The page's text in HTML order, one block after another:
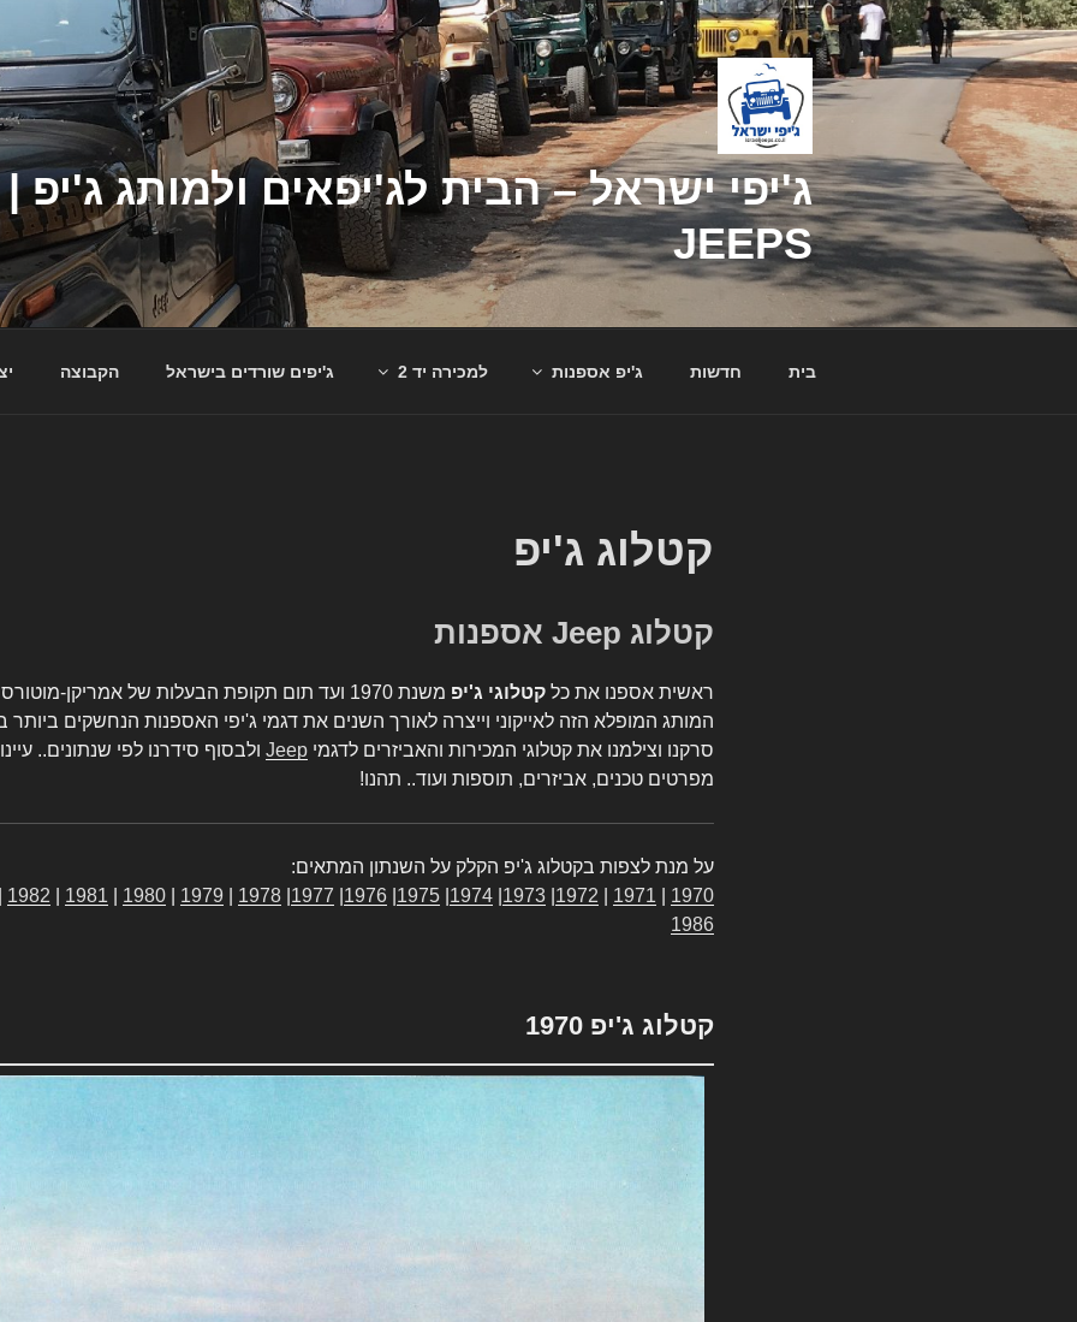
דילוג
לתוכן
JEEPS
בית חדשות ג'יפ אספנות למכירה יד 2 ג'יפים שורדים בישראל הקבוצה
קטלוג ג'יפ
קטלוג Jeep אספנות
ראשית אספנו את כל קטלוגי ג'יפ
משנת 1970 ועד תום תקופת הבעלות של אמריקן-
המותג המופלא הזה לאייקוני וייצרה לאורך השנים את דגמי ג'יפי האספנות הנחשקים
סרקנו וצילמנו את קטלוגי המכירות והאביזרים לדגמי Jeep ולבסוף סידרנו לפי שנתונים..
מפרטים טכנים, אביזרים, תוספות ועוד.. תהנו!
על מנת לצפות בקטלוג ג'יפ הקלק על השנתון המתאים:
1970
1971
1972
1973
1974
1975
1976
1977
1978
1979
1980
1981
1982
1986
קטלוג ג'יפ 1970